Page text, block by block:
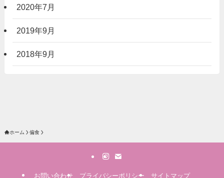
2020年7月
2019年9月
2018年9月
ホーム 偏食
お問い合わせ プライバシーポリシー サイトマップ